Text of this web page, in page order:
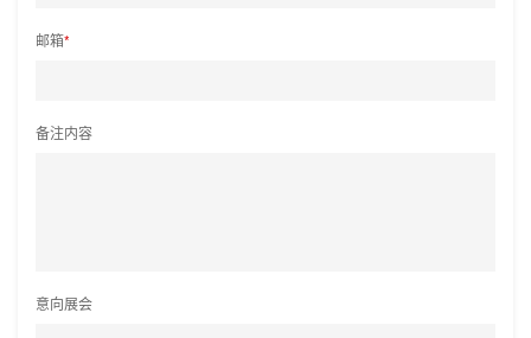
邮箱*
备注内容
意向展会